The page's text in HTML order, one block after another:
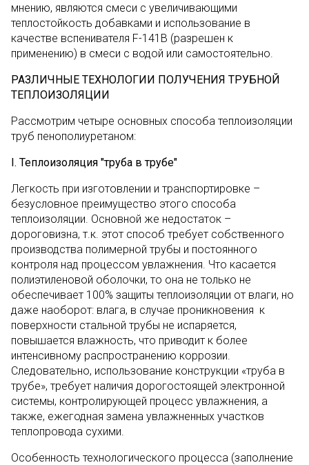
мнению, являются смеси с увеличивающими
теплостойкость добавками и использование в
качестве вспенивателя F-141В (разрешен к
применению) в смеси с водой или самостоятельно.
РАЗЛИЧНЫЕ ТЕХНОЛОГИИ ПОЛУЧЕНИЯ ТРУБНОЙ
ТЕПЛОИЗОЛЯЦИИ
Рассмотрим четыре основных способа теплоизоляции
труб пенополиуретаном:
I. Теплоизоляция "труба в трубе"
Легкость при изготовлении и транспортировке –
безусловное преимущество этого способа
теплоизоляции. Основной же недостаток –
дороговизна, т.к. этот способ требует собственного
производства полимерной трубы и постоянного
контроля над процессом увлажнения. Что касается
полиэтиленовой оболочки, то она не только не
обеспечивает 100% защиты теплоизоляции от влаги, но
даже наоборот: влага, в случае проникновения к
поверхности стальной трубы не испаряется,
повышается влажность, что приводит к более
интенсивному распространению коррозии.
Следовательно, использование конструкции «труба в
трубе», требует наличия дорогостоящей электронной
системы, контролирующей процесс увлажнения, а
также, ежегодная замена увлажненных участков
теплопровода сухими.
Особенность технологического процесса (заполнение